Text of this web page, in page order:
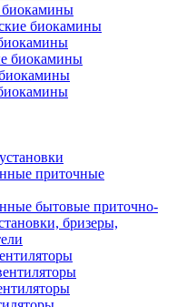
биокамины
биокамины
биокамины
приточные
бытовые приточно-
бризеры,